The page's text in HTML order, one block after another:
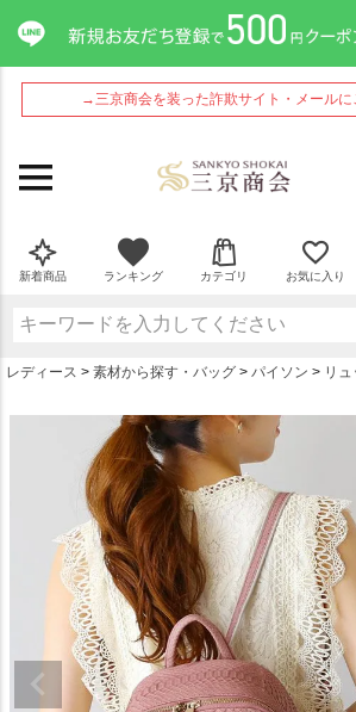
→三京商会を装った詐欺サイト・メール
新着商品 ランキング カテゴリ お気に入り
レディース 素材から探す・バッグ パイソン リ